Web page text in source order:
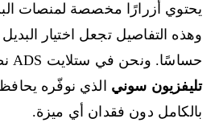
يحتوي أزرارًا مخصصة لمنصات
وهذه التفاصيل تجعل اختيار البديل
حساسًا. ونحن في ستلايت ADS نضمن أن
تليفزيون سوني الذي نوفّره
بالكامل دون فقدان أي ميزة.